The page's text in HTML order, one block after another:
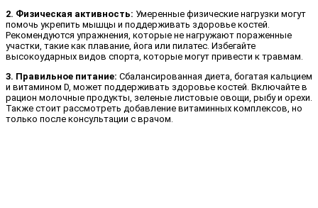
2. Физическая активность: Умеренные физические нагрузки могут
помочь укрепить мышцы и поддерживать здоровье костей.
Рекомендуются упражнения, которые не нагружают пораженные
участки, такие как плавание, йога или пилатес. Избегайте
высокоударных видов спорта, которые могут привести к травмам.
3. Правильное питание: Сбалансированная диета, богатая кальцием
и витамином D, может поддерживать здоровье костей. Включайте в
рацион молочные продукты, зеленые листовые овощи, рыбу и орехи.
Также стоит рассмотреть добавление витаминных комплексов, но
только после консультации с врачом.